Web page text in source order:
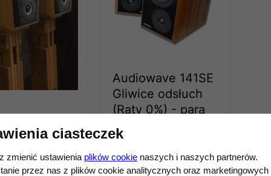
25TH
Audiowave 141SE
Gliwice odsłuch
(Raty 0%) - para
6 980,00 zł
ciasteczek
zmienić ustawienia plików cookie naszych i naszych partnerów.
przez nas z plików cookie analitycznych oraz marketingowych